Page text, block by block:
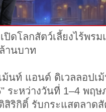
ปิดโลกสัตว์เลี้ยงไร้พ
านบาท
นท์ แอนด์ ดิเวลลอปเ
ระหว่างวันที่ 1–4 พฤ
ริกิติ์ รับกระแสตลาดสั